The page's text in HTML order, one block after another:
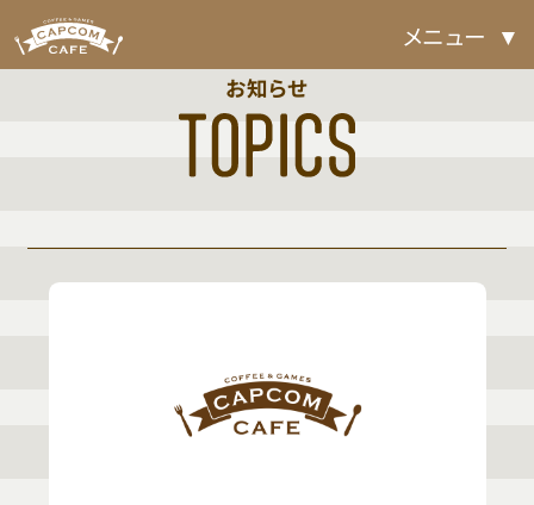
メニュー
お知らせ